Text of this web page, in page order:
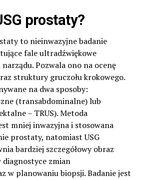
prostaty?
to nieinwazyjne badanie
fale ultradźwiękowe
Pozwala ono na ocenę
struktury gruczołu krokowego.
na dwa sposoby:
(transabdominalne) lub
– TRUS). Metoda
mniej inwazyjna i stosowana
prostaty, natomiast USG
bardziej szczegółowy obraz
zmian
w planowaniu biopsji. Badanie jest